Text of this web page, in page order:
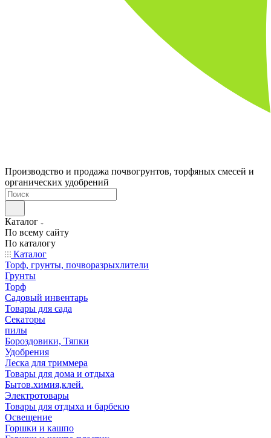
Производство и продажа почвогрунтов, торфяных смесей и
органических удобрений
Каталог
По всему сайту
По каталогу
Каталог
Торф, грунты, почворазрыхлители
Грунты
Торф
Садовый инвентарь
Товары для сада
Секаторы
пилы
Бороздовики, Тяпки
Удобрения
Леска для триммера
Товары для дома и отдыха
Бытов.химия,клей.
Электротовары
Товары для отдыха и барбекю
Освещение
Горшки и кашпо